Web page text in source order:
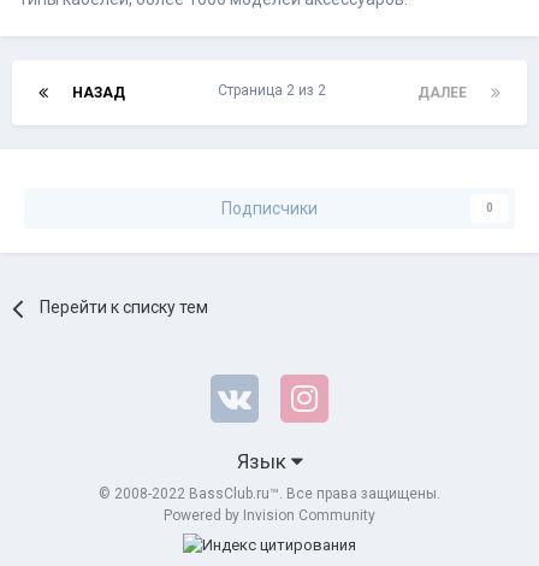
НАЗАД ДАЛЕЕ
Страница 2 из 2
Подписчики 0
Перейти к списку тем
Язык
© 2008-2022 BassClub.ru™. Все права защищены.
Powered by Invision Community